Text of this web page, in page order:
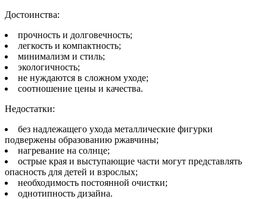
Достоинства:
прочность и долговечность;
легкость и компактность;
минимализм и стиль;
экологичность;
не нуждаются в сложном уходе;
соотношение цены и качества.
Недостатки:
без надлежащего ухода металлические фигурки
подвержены образованию ржавчины;
нагревание на солнце;
острые края и выступающие части могут представлять
опасность для детей и взрослых;
необходимость постоянной очистки;
однотипность дизайна.